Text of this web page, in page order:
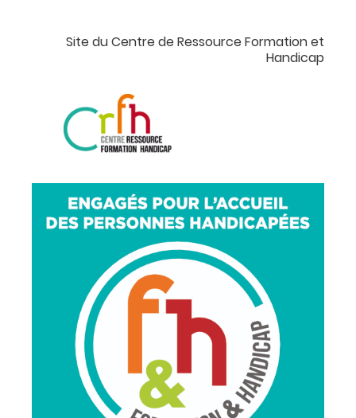
Site du Centre de Ressource Formation et
Handicap